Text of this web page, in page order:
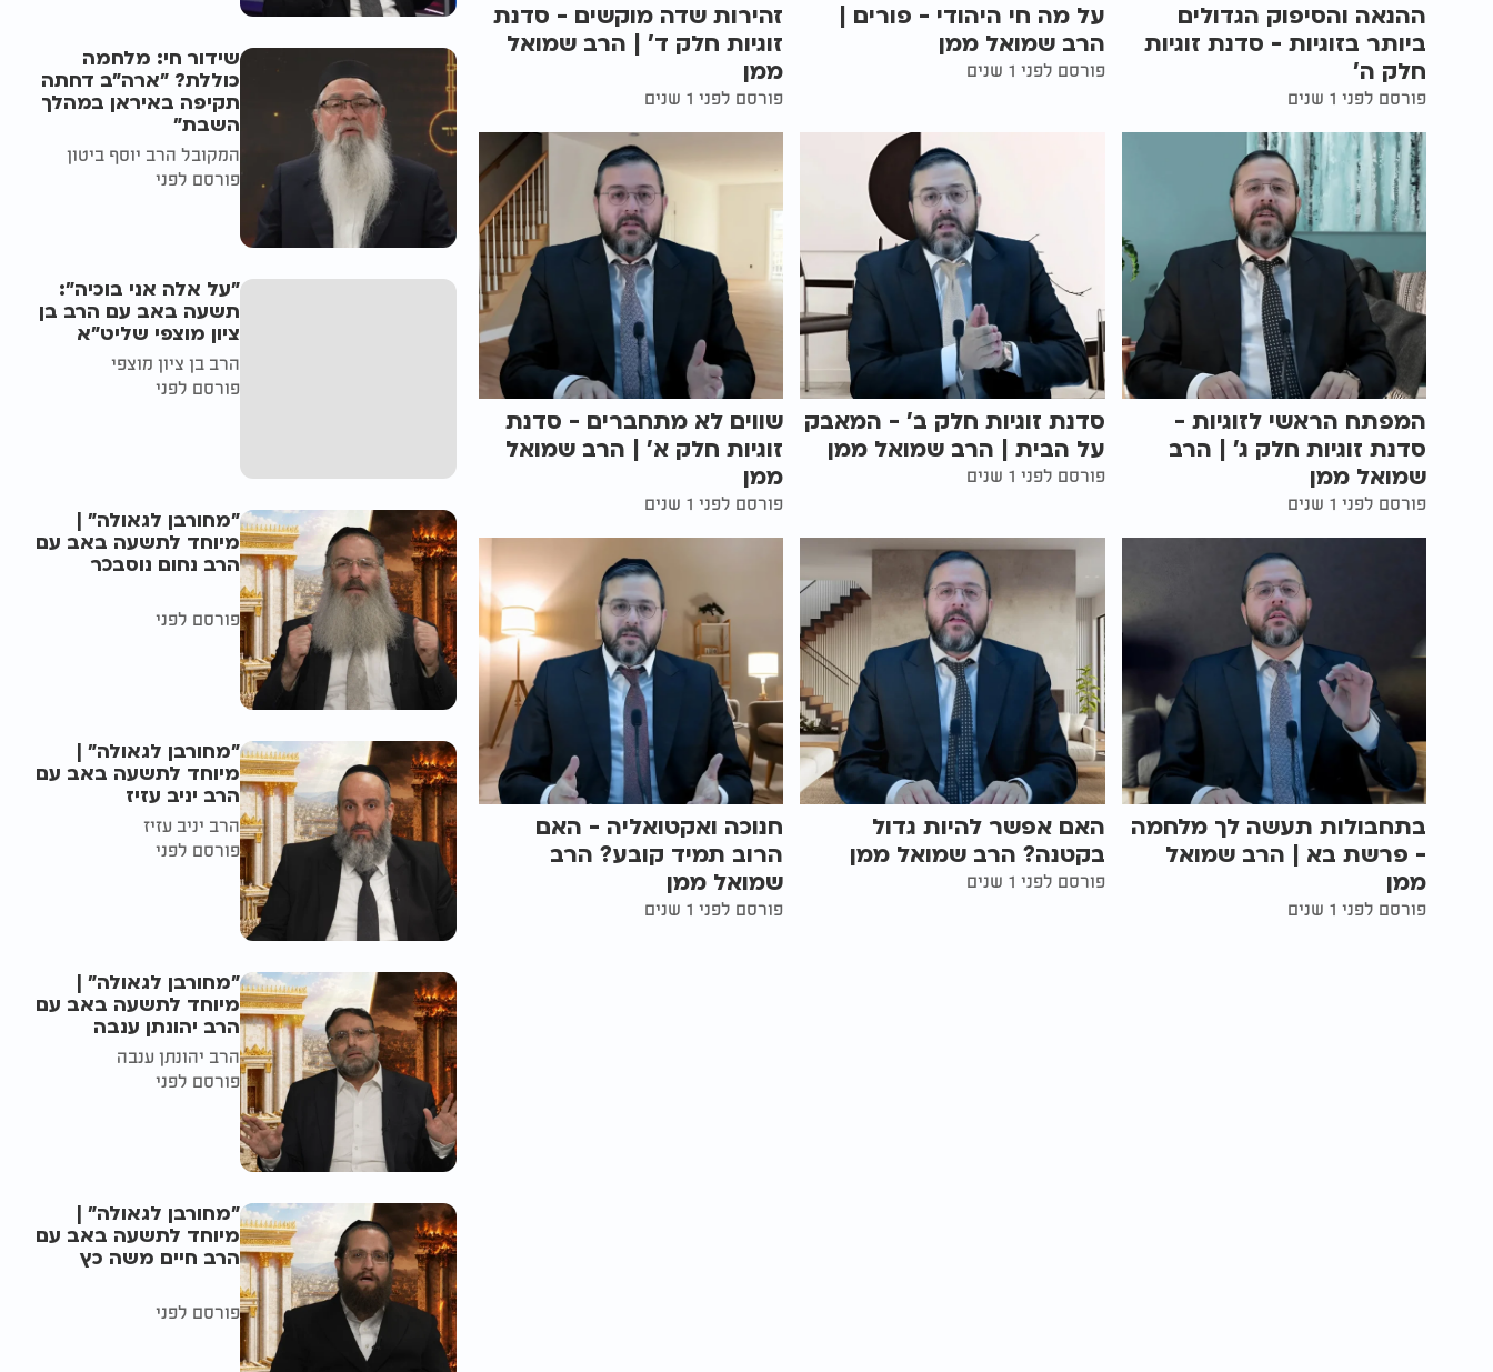
ההנאה והסיפוק הגדולים
ביותר בזוגיות - סדנת זוגיות
חלק ה'
פורסם לפני 1 שנים
על מה חי היהודי - פורים |
הרב שמואל ממן
פורסם לפני 1 שנים
זהירות שדה מוקשים - סדנת
זוגיות חלק ד' | הרב שמואל
ממן
פורסם לפני 1 שנים
המפתח הראשי לזוגיות -
סדנת זוגיות חלק ג' | הרב
שמואל ממן
פורסם לפני 1 שנים
סדנת זוגיות חלק ב' - המאבק
על הבית | הרב שמואל ממן
פורסם לפני 1 שנים
שווים לא מתחברים - סדנת
זוגיות חלק א' | הרב שמואל
ממן
פורסם לפני 1 שנים
בתחבולות תעשה לך מלחמה
- פרשת בא | הרב שמואל
ממן
פורסם לפני 1 שנים
האם אפשר להיות גדול
בקטנה? הרב שמואל ממן
פורסם לפני 1 שנים
חנוכה ואקטואליה - האם
הרוב תמיד קובע? הרב
שמואל ממן
פורסם לפני 1 שנים
שידור חי: מלחמה
כוללת? ״ארה"ב דחתה
תקיפה באיראן במהלך
השבת״
המקובל הרב יוסף ביטון
פורסם לפני
"על אלה אני בוכיה":
תשעה באב עם הרב בן
ציון מוצפי שליט"א
הרב בן ציון מוצפי
פורסם לפני
"מחורבן לגאולה" |
מיוחד לתשעה באב עם
הרב נחום נוסבכר
פורסם לפני
"מחורבן לגאולה" |
מיוחד לתשעה באב עם
הרב יניב עזיז
הרב יניב עזיז
פורסם לפני
"מחורבן לגאולה" |
מיוחד לתשעה באב עם
הרב יהונתן ענבה
הרב יהונתן ענבה
פורסם לפני
"מחורבן לגאולה" |
מיוחד לתשעה באב עם
הרב חיים משה כץ
פורסם לפני